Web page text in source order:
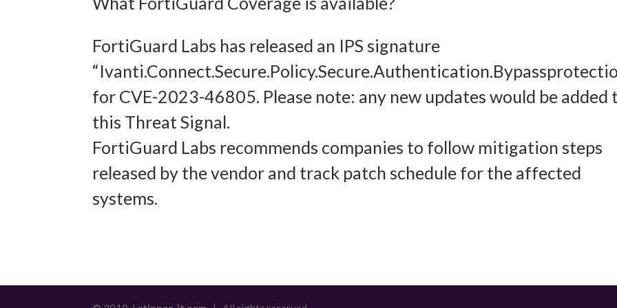
Abgleichung und Kombination von Daten aus unterschiedlichen Quellen, Verknüpfung
verschiedener Endgeräte, Identifikation von Endgeräten anhand automatisch
übermittelter Informationen.
FortiGuard Labs has released an IPS signature
for CVE-2023-46805. Please note: any new updates would be added
this Threat Signal.
FortiGuard Labs recommends companies to follow mitigation steps
released by the vendor and track patch schedule for the affected
systems.